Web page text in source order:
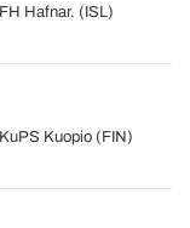
FH Hafnar. (ISL)
KuPS Kuopio (FIN)